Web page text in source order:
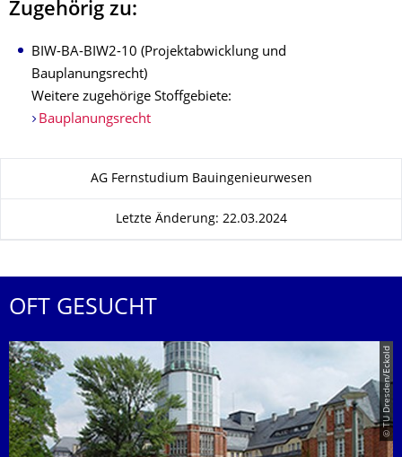
Zugehörig zu:
BIW-BA-BIW2-10 (Projektabwicklung und
Bauplanungsrecht)
Weitere zugehörige Stoffgebiete:
Bauplanungsrecht
Zu dieser SeiteAG Fernstudium Bauingenieurwesen
Letzte Änderung: 22.03.2024
OFT GESUCHT
© TU Dresden/Eckold